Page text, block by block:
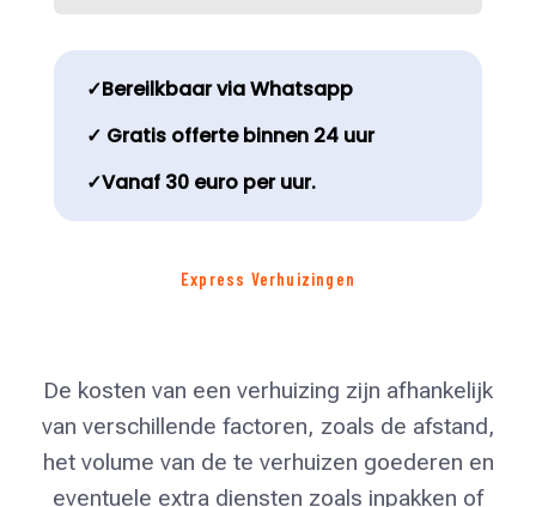
✓Bereilkbaar via Whatsapp
✓ Gratis offerte binnen 24 uur
✓Vanaf 30 euro per uur.
Express Verhuizingen
De kosten van een verhuizing zijn afhankelijk
van verschillende factoren, zoals de afstand,
het volume van de te verhuizen goederen en
eventuele extra diensten zoals inpakken of